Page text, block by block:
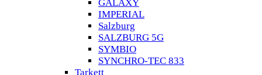
GALAXY
IMPERIAL
Salzburg
SALZBURG 5G
SYMBIO
SYNCHRO-TEC 833
Tarkett